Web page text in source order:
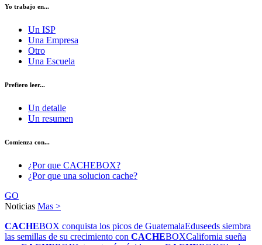
Yo trabajo en...
Un ISP
Una Empresa
Otro
Una Escuela
Prefiero leer...
Un detalle
Un resumen
Comienza con...
¿Por que CACHEBOX?
¿Por que una solucion cache?
GO
Noticias Mas >
CACHEBOX conquista los picos de GuatemalaEduseeds siembra
las semillas de su crecimiento con CACHEBOXCalifornia sueña